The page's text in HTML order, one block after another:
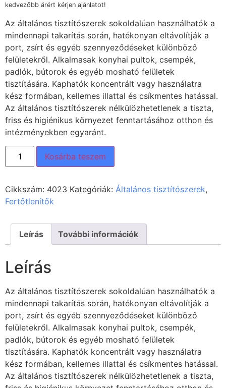
kedvezőbb árért kérjen ajánlatot!
Az általános tisztítószerek sokoldalúan használhatók a
mindennapi takarítás során, hatékonyan eltávolítják a
port, zsírt és egyéb szennyeződéseket különböző
felületekről. Alkalmasak konyhai pultok, csempék,
padlók, bútorok és egyéb mosható felületek
tisztítására. Kaphatók koncentrált vagy használatra
kész formában, kellemes illattal és csíkmentes hatással.
Az általános tisztítószerek nélkülözhetetlenek a tiszta,
friss és higiénikus környezet fenntartásához otthon és
intézményekben egyaránt.
Kosárba teszem
Cikkszám: 4023 Kategóriák: Általános tisztítószerek,
Fertőtlenítők
Leírás További információk
Leírás
Az általános tisztítószerek sokoldalúan használhatók a
mindennapi takarítás során, hatékonyan eltávolítják a
port, zsírt és egyéb szennyeződéseket különböző
felületekről. Alkalmasak konyhai pultok, csempék,
padlók, bútorok és egyéb mosható felületek
tisztítására. Kaphatók koncentrált vagy használatra
kész formában, kellemes illattal és csíkmentes hatással.
Az általános tisztítószerek nélkülözhetetlenek a tiszta,